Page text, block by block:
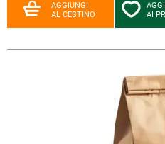
AGGIUNGI
AL CESTINO
AI